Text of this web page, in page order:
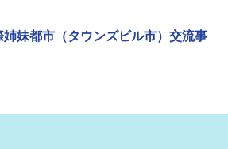
妹都市（タウンズビル市）交流事